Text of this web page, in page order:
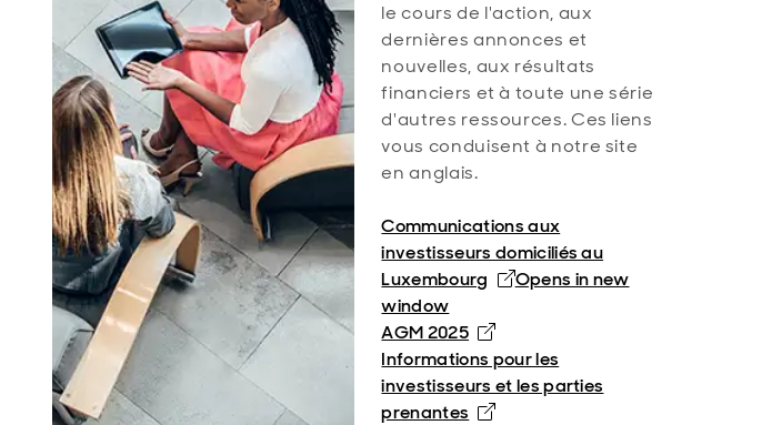
le cours de l'action, aux
dernières annonces et
nouvelles, aux résultats
financiers et à toute une série
d'autres ressources. Ces liens
vous conduisent à notre site
en anglais.
Communications aux
investisseurs domiciliés au
Luxembourg
Opens in new
window
AGM 2025
Informations pour les
investisseurs et les parties
prenantes